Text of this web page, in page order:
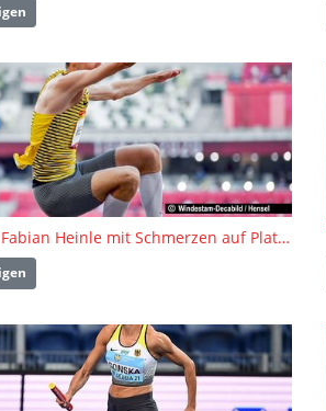
Tokio Tag 4: Fabian Heinle mit Schmerzen auf Platz zwölf